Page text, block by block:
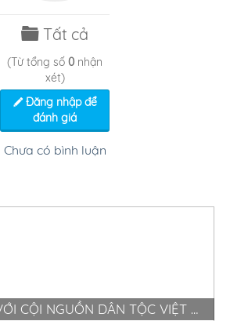
Tất cả
(Từ tổng số 0 nhận
xét)
Đăng nhập để
đánh giá
Chưa có bình luận
PHÚ THỌ - VỀ VỚI CỘI NGUỒN DÂN TỘC VIỆT NAM